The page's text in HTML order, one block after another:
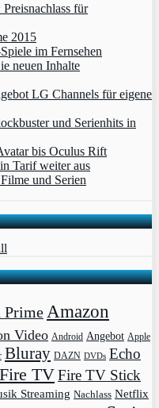
für
2015
im Fernsehen
neuen Inhalte
LG Channels für eigene
und Serienhits in
bis Oculus Rift
Tarif weiter aus
und Serien
Prime Amazon
Video Android Angebot Apple
Bluray DAZN DVDs Echo
Fire TVFire TV Stick
Streaming Nachlass Netflix